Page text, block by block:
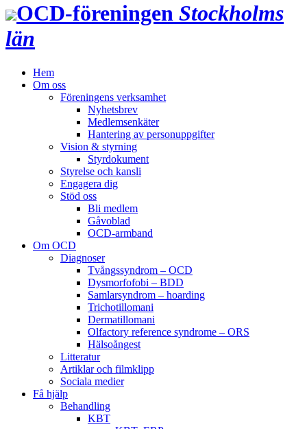
OCD‑föreningen Stockholms
län
Hem
Om oss
Föreningens verksamhet
Nyhetsbrev
Medlemsenkäter
Hantering av personuppgifter
Vision & styrning
Styrdokument
Styrelse och kansli
Engagera dig
Stöd oss
Bli medlem
Gåvoblad
OCD-armband
Om OCD
Diagnoser
Tvångssyndrom – OCD
Dysmorfofobi – BDD
Samlarsyndrom – hoarding
Trichotillomani
Dermatillomani
Olfactory reference syndrome – ORS
Hälsoångest
Litteratur
Artiklar och filmklipp
Sociala medier
Få hjälp
Behandling
KBT